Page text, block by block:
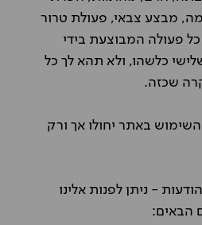
מבצע צבאי, פעולת טרור
כל פעולה המבוצעת בידי
כלשהו, ולא תהא לך כל
שכזה.
באתר יחולו אך ורק
- ניתן לפנות אלינו
הבאים: